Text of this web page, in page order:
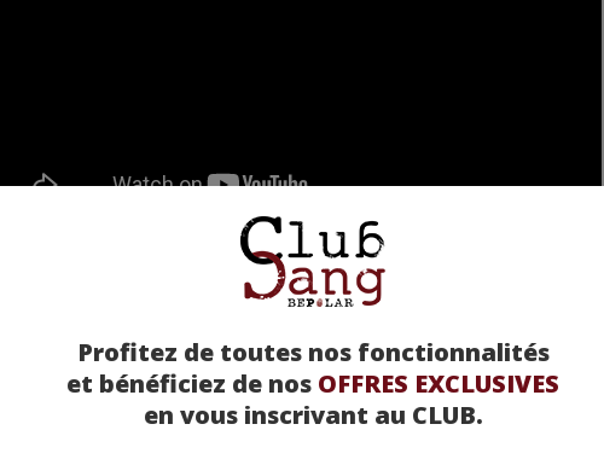
Profitez de toutes nos fonctionnalités
et bénéficiez de nos OFFRES EXCLUSIVES
en vous inscrivant au CLUB.